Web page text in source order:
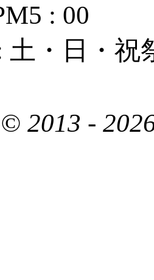
: 00
土・日・祝
2013 -